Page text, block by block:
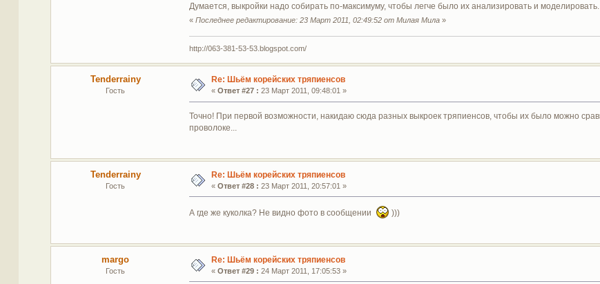
Думается, выкройки надо собирать по-максимуму, чтобы легче было их анализировать и моделировать.
« Последнее редактирование: 23 Март 2011, 02:49:52 от Милая Мила»
http://063-381-53-53.blogspot.com/
Tenderrainy
Гость
Re: Шьём корейских тряпиенсов
« Ответ #27 : 23 Март 2011, 09:48:01 »
Точно! При первой возможности, накидаю сюда разных выкроек тряпиенсов, чтобы их было можно
проволоке...
Tenderrainy
Гость
Re: Шьём корейских тряпиенсов
« Ответ #28 : 23 Март 2011, 20:57:01 »
А где же куколка? Не видно фото в сообщении )))
margo
Гость
Re: Шьём корейских тряпиенсов
« Ответ #29 : 24 Март 2011, 17:05:53 »